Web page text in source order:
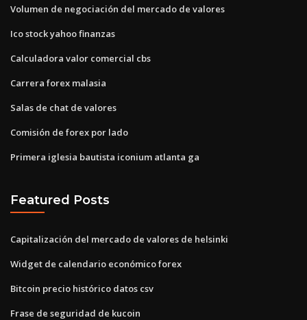
Volumen de negociación del mercado de valores
Ico stock yahoo finanzas
Calculadora valor comercial cbs
Carrera forex malasia
Salas de chat de valores
Comisión de forex por lado
Primera iglesia bautista iconium atlanta ga
Featured Posts
Capitalización del mercado de valores de helsinki
Widget de calendario económico forex
Bitcoin precio histórico datos csv
Frase de seguridad de kucoin